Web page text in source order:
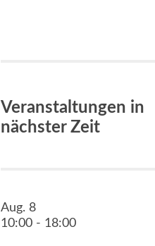
Veranstaltungen in
nächster Zeit
Aug. 8
10:00 - 18:00